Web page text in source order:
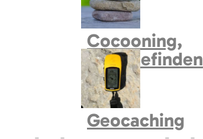
Cocooning,
Wohlbefinden
Geocaching